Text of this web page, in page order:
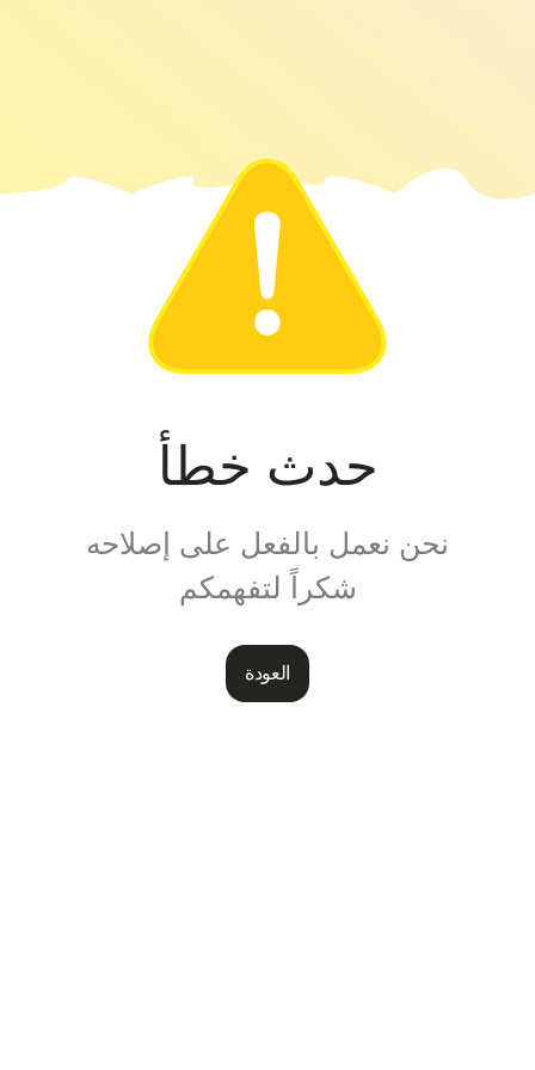
حدث خطأ
نحن نعمل بالفعل على إصلاحه
شكراً لتفهمكم
العودة